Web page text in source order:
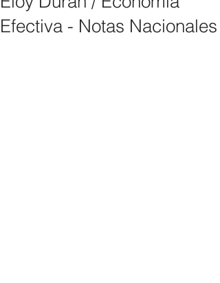
Efectiva - Notas Nacionales